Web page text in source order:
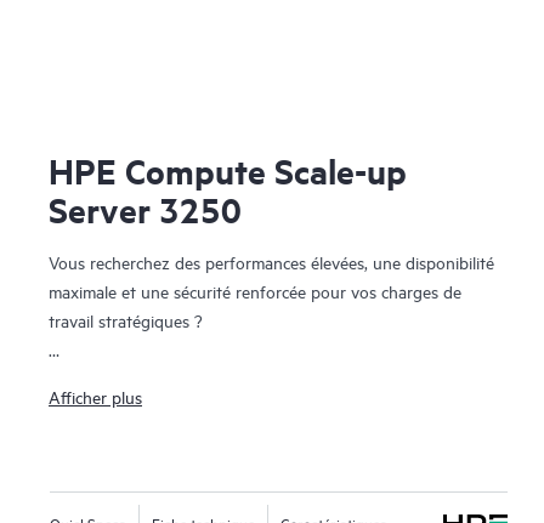
HPE Compute Scale-up
Server 3250
Vous recherchez des performances élevées, une disponibilité
maximale et une sécurité renforcée pour vos charges de
travail stratégiques ?
en toute fiabilité qui démarre à 4 processeurs et évolue
modulaire évolue de manière rentable pour répondre à
Afficher plus